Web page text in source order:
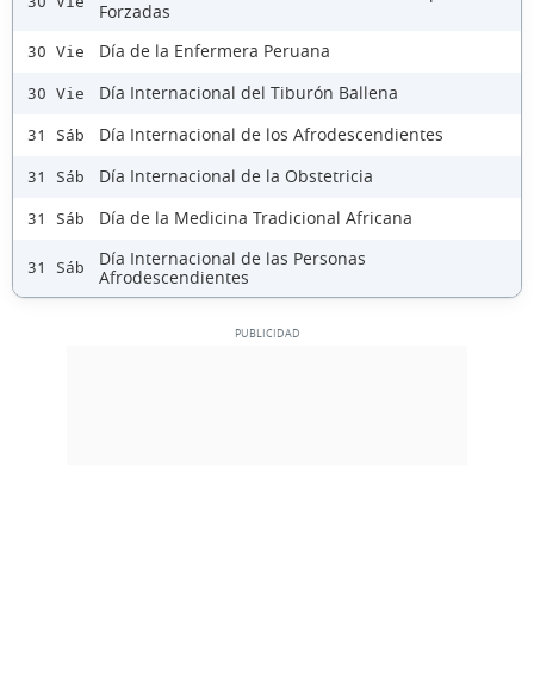
Forzadas
30 Vie Día de la Enfermera Peruana
30 Vie Día Internacional del Tiburón Ballena
31 Sáb Día Internacional de los Afrodescendientes
31 Sáb Día Internacional de la Obstetricia
31 Sáb Día de la Medicina Tradicional Africana
31 Sáb
Día Internacional de las Personas
Afrodescendientes